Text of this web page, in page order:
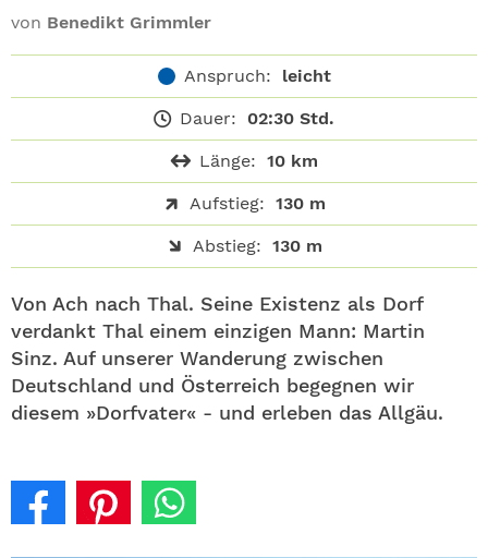
von Benedikt Grimmler
Anspruch: leicht
Dauer: 02:30 Std.
Länge: 10 km
Aufstieg: 130 m
Abstieg: 130 m
Von Ach nach Thal. Seine Existenz als Dorf
verdankt Thal einem einzigen Mann: Martin
Sinz. Auf unserer Wanderung zwischen
Deutschland und Österreich begegnen wir
diesem »Dorfvater« - und erleben das Allgäu.
SHOP